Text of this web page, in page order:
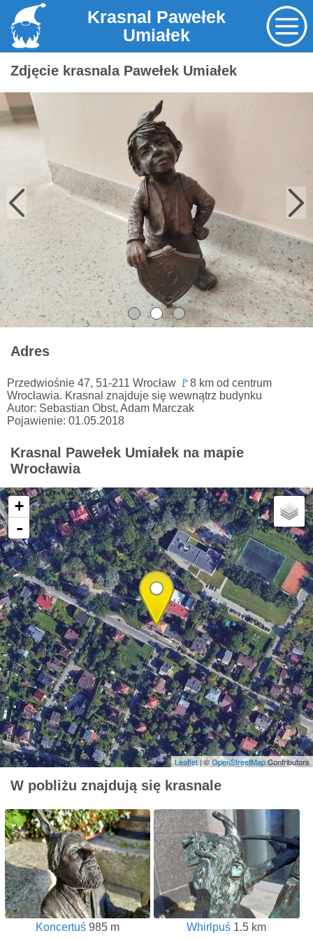
Krasnal Pawełek
Umiałek
Zdjęcie krasnala Pawełek Umiałek
Adres
Przedwiośnie 47, 51-211 Wrocław 🚩8 km od centrum
Wrocławia. Krasnal znajduje się wewnątrz budynku
Autor: Sebastian Obst, Adam Marczak
Pojawienie: 01.05.2018
Krasnal Pawełek Umiałek na mapie
Wrocławia
+
-
Leaflet| ©OpenStreetMapContributors
W pobliżu znajdują się krasnale
Koncertuś 985 m Whirlpuś 1.5 km